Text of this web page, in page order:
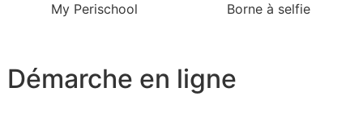
My Perischool Borne à selfie
Démarche en ligne